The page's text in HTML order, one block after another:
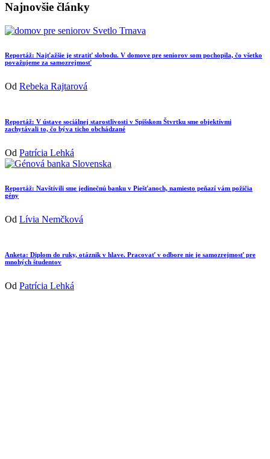
Najnovšie články
Reportáž: Najťažšie je stratiť slobodu. V domove pre seniorov som pochopila, čo všetko
považujeme za samozrejmosť
Od Rebeka Rajtarová
Reportáž: V ústave sociálnej starostlivosti v Spišskom Štvrtku sme objektívmi
zachytávali to, čo býva ticho obchádzané
Od Patrícia Lehká
Reportáž: Navštívili sme jedinečnú banku v Piešťanoch, namiesto peňazí vám požičia
gény
Od Lívia Nemčková
Anketa: Diplom do ruky, otáznik v hlave. Pracovať v odbore nie je samozrejmosť pre
mnohých študentov
Od Patrícia Lehká